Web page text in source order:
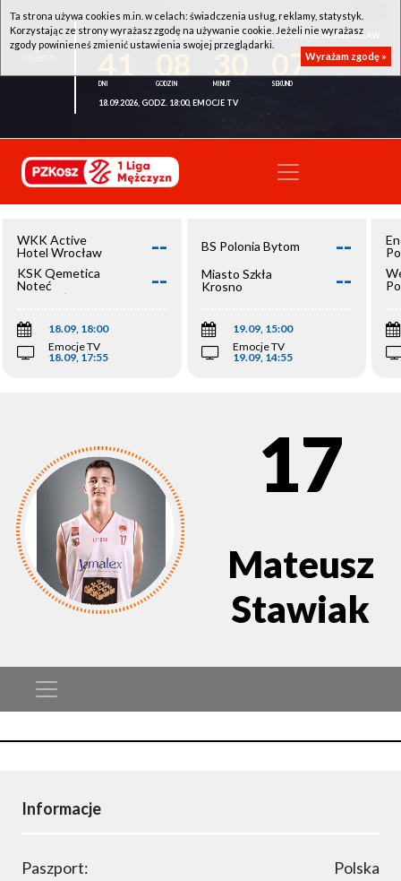
WKK ACTIVE HOTEL WROCŁAW - KSK QEMETICA NOTEĆ INOWROCŁAW
07
18.09.2026, GODZ. 18:00, EMOCJE TV
WKK Active
Hotel Wrocław
--
KSK Qemetica
Noteć
Inowrocław
--
18.09, 18:00
Emocje TV
18.09, 17:55
BS Polonia Bytom --
Miasto Szkła
Krosno
--
19.09, 15:00
Emocje TV
19.09, 14:55
17
Mateusz
Stawiak
Informacje
Paszport: Polska
Ta strona używa cookies m.in. w celach: świadczenia usług, reklamy, statystyk.
Korzystając ze strony wyrażasz zgodę na używanie cookie. Jeżeli nie wyrażasz
zgody powinieneś zmienić ustawienia swojej przeglądarki.
Wyrażam zgodę »